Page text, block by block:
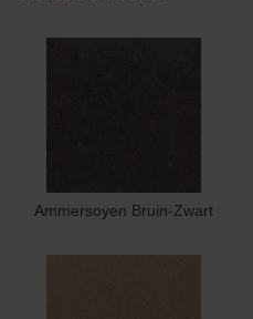
Ammersoyen Bruin-Zwart